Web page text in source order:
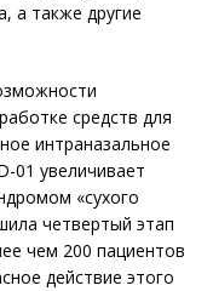
а также другие
средств для
интраназальное
01 увеличивает
«сухого
четвертый этап
чем 200 пациентов
действие этого